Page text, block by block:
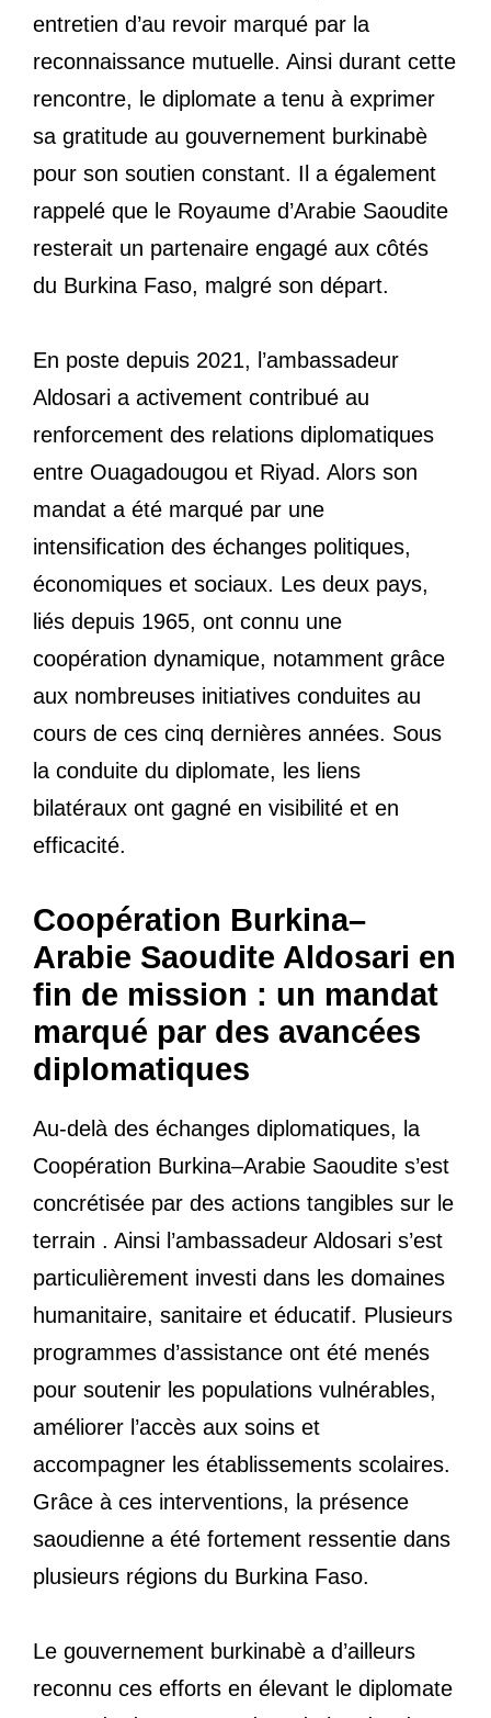
entretien d’au revoir marqué par la
reconnaissance mutuelle. Ainsi durant cette
rencontre, le diplomate a tenu à exprimer
sa gratitude au gouvernement burkinabè
pour son soutien constant. Il a également
rappelé que le Royaume d’Arabie Saoudite
resterait un partenaire engagé aux côtés
du Burkina Faso, malgré son départ.
En poste depuis 2021, l’ambassadeur
Aldosari a activement contribué au
renforcement des relations diplomatiques
entre Ouagadougou et Riyad. Alors son
mandat a été marqué par une
intensification des échanges politiques,
économiques et sociaux. Les deux pays,
liés depuis 1965, ont connu une
coopération dynamique, notamment grâce
aux nombreuses initiatives conduites au
cours de ces cinq dernières années. Sous
la conduite du diplomate, les liens
bilatéraux ont gagné en visibilité et en
efficacité.
Coopération Burkina–
Arabie Saoudite Aldosari en
fin de mission : un mandat
marqué par des avancées
diplomatiques
Au-delà des échanges diplomatiques, la
Coopération Burkina–Arabie Saoudite s’est
concrétisée par des actions tangibles sur le
terrain . Ainsi l’ambassadeur Aldosari s’est
particulièrement investi dans les domaines
humanitaire, sanitaire et éducatif. Plusieurs
programmes d’assistance ont été menés
pour soutenir les populations vulnérables,
améliorer l’accès aux soins et
accompagner les établissements scolaires.
Grâce à ces interventions, la présence
saoudienne a été fortement ressentie dans
plusieurs régions du Burkina Faso.
Le gouvernement burkinabè a d’ailleurs
reconnu ces efforts en élevant le diplomate